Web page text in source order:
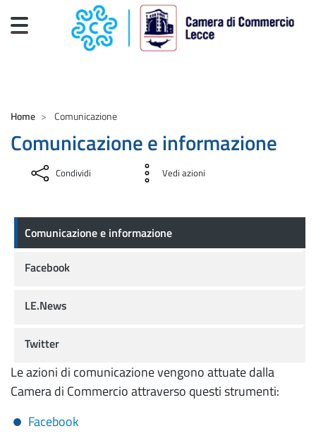
Salta al contenuto principale
Home Comunicazione
Comunicazione e informazione
Condividi Vedi azioni
Le azioni di comunicazione vengono attuate dalla
Camera di Commercio attraverso questi strumenti:
Facebook
Comunicazione e informazione
Comunicazione e informazione
Facebook
LE.News
Twitter